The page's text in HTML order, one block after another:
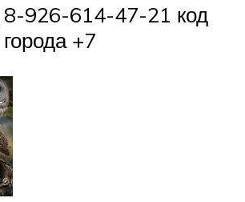
8-926-614-47-21 код
города +7